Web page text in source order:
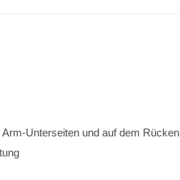
Unterseiten und auf dem Rücken